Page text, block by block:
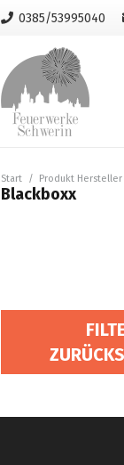
0385/53995040
Start / Produkt Hersteller
Blackboxx